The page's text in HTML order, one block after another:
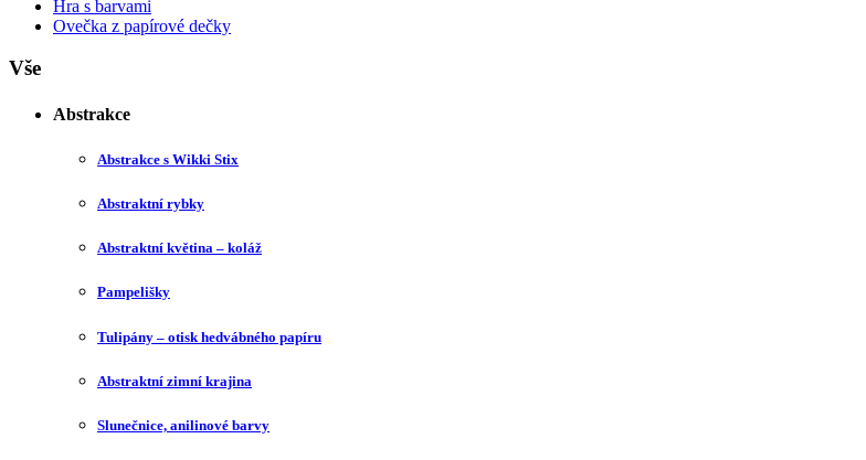
Hra s barvami
Ovečka z papírové dečky
Vše
Abstrakce
Abstrakce s Wikki Stix
Abstraktní rybky
Abstraktní květina – koláž
Pampelišky
Tulipány – otisk hedvábného papíru
Abstraktní zimní krajina
Slunečnice, anilinové barvy